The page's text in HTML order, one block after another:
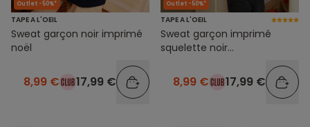
Outlet -50%*
TAPE A L'OEIL
Sweat garçon noir imprimé
noël
8,99 € 17,99 €
Outlet -50%*
TAPE A L'OEIL
Sweat garçon imprimé
squelette noir
8,99 € 17,99 €